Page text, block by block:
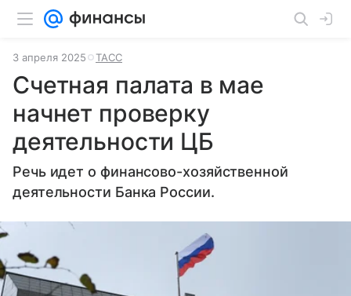
3 апреля 2025 ТАСС
Счетная палата в мае
начнет проверку
деятельности ЦБ
Речь идет о финансово-хозяйственной
деятельности Банка России.